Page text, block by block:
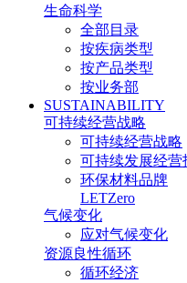
生命科学
全部目录
按疾病类型
按产品类型
按业务部
SUSTAINABILITY
可持续经营战略
可持续经营战略
可持续发展经营
环保材料品牌
LETZero
气候变化
应对气候变化
资源良性循环
循环经济